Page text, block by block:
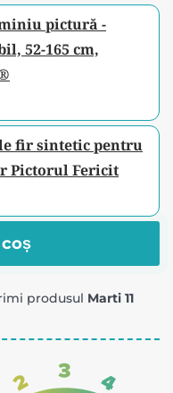
pictură -
52-165 cm,
fir sintetic pentru
Pictorul Fericit
produsul Marti 11